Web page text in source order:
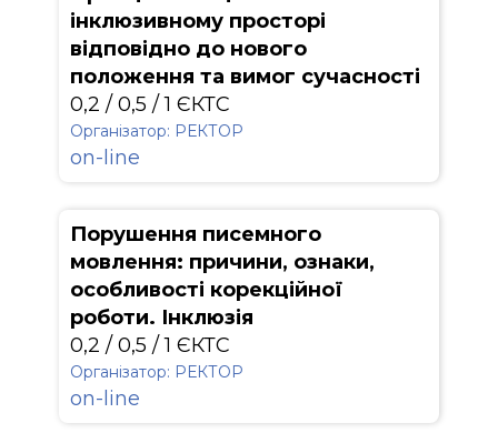
інклюзивному просторі
відповідно до нового
положення та вимог сучасності
0,2 / 0,5 / 1 ЄКТС
Організатор: РЕКТОР
on-line
Порушення писемного
мовлення: причини, ознаки,
особливості корекційної
роботи. Інклюзія
0,2 / 0,5 / 1 ЄКТС
Організатор: РЕКТОР
on-line